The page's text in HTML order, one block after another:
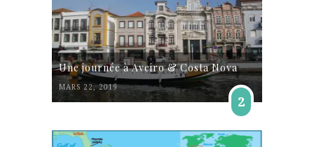
Une journée à Aveiro & Costa Nova
MARS 22, 2019
2